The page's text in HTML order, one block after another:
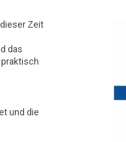
Zeit
das
und die